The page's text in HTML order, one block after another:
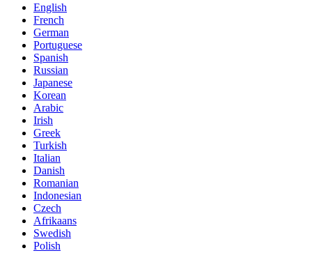
English
French
German
Portuguese
Spanish
Russian
Japanese
Korean
Arabic
Irish
Greek
Turkish
Italian
Danish
Romanian
Indonesian
Czech
Afrikaans
Swedish
Polish